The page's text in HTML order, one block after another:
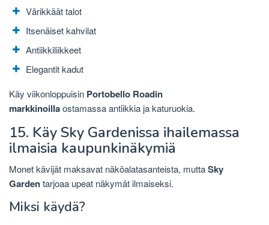
Värikkäät talot
Itsenäiset kahvilat
Antiikkiliikkeet
Elegantit kadut
Käy viikonloppuisin Portobello Roadin
markkinoillaostamassa antiikkia ja katuruokia.
15. Käy Sky Gardenissa ihailemassa
ilmaisia ​​kaupunkinäkymiä
Monet kävijät maksavat näköalatasanteista, muttaSky
Gardentarjoaa upeat näkymät ilmaiseksi.
Miksi käydä?